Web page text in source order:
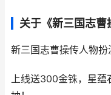
关于《新三国志曹
新三国志曹操传人物扮
上线送300金铢，星